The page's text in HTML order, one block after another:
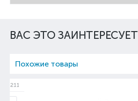
ВАС ЭТО ЗАИНТЕРЕСУЕТ
Похожие товары